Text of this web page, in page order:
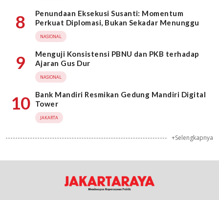
8
Penundaan Eksekusi Susanti: Momentum
Perkuat Diplomasi, Bukan Sekadar Menunggu
NASIONAL
9
Menguji Konsistensi PBNU dan PKB terhadap
Ajaran Gus Dur
NASIONAL
10
Bank Mandiri Resmikan Gedung Mandiri Digital
Tower
JAKARTA
+Selengkapnya